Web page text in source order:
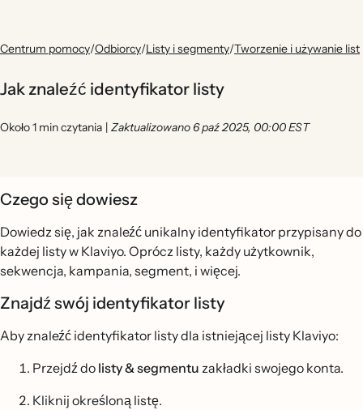
Centrum pomocy/Odbiorcy/Listy i segmenty/Tworzenie i używanie list
Jak znaleźć identyfikator listy
Około 1 min czytania | Zaktualizowano 6 paź 2025, 00:00 EST
Czego się dowiesz
Dowiedz się, jak znaleźć unikalny identyfikator przypisany do
każdej listy w Klaviyo. Oprócz listy, każdy użytkownik,
sekwencja, kampania, segment, i więcej.
Znajdź swój identyfikator listy
Aby znaleźć identyfikator listy dla istniejącej listy Klaviyo:
Przejdź do listy & segmentu zakładki swojego konta.
Kliknij określoną listę.